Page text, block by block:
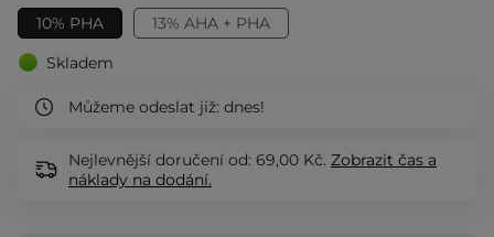
10% PHA
13% AHA + PHA
Skladem
Můžeme odeslat již: dnes!
Nejlevnější doručení od: 69,00 Kč. Zobrazit čas a
náklady na dodání.